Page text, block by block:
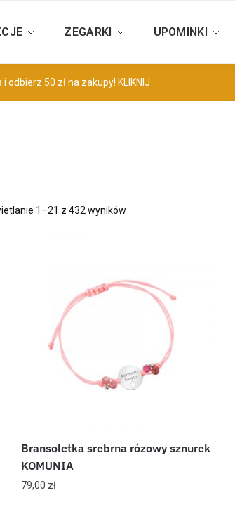
ZEGARKI UPOMINKI
odbierz 50 zł na zakupy! KLIKNIJ
1–21 z 432 wyników
Bransoletka srebrna rózowy sznurek
KOMUNIA
79,00 zł